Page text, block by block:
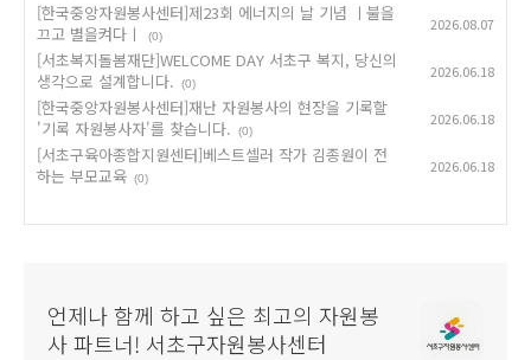
[한국중앙자원봉사센터]제23회 에너지의 날 기념 ㅣ불을
끄고 별을켜다ㅣ
(0)
2026.08.07
[서초복지돌봄재단]WELCOME DAY 서초구 복지, 당신의
생각으로 설계합니다.
(0)
2026.06.18
[한국중앙자원봉사센터]재난 자원봉사의 현장을 기록할
'기록 자원봉사자'를 찾습니다.
(0)
2026.06.18
[서초구육아종합지원센터]베스트셀러 작가 김종원이 전
하는 부모교육 (0)
2026.06.18
언제나 함께 하고 싶은 최고의 자원봉
사 파트너! 서초구자원봉사센터